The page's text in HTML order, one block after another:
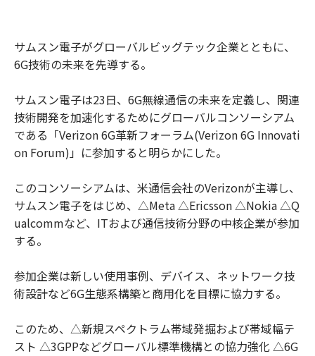
サムスン電子がグローバルビッグテック企業とともに、
6G技術の未来を先導する。
サムスン電子は23日、6G無線通信の未来を定義し、関連
技術開発を加速化するためにグローバルコンソーシアム
である「Verizon 6G革新フォーラム(Verizon 6G Innovati
on Forum)」に参加すると明らかにした。
このコンソーシアムは、米通信会社のVerizonが主導し、
サムスン電子をはじめ、△Meta △Ericsson △Nokia △Q
ualcommなど、ITおよび通信技術分野の中核企業が参加
する。
参加企業は新しい使用事例、デバイス、ネットワーク技
術設計など6G生態系構築と商用化を目標に協力する。
このため、△新規スペクトラム帯域発掘および帯域幅テ
スト △3GPPなどグローバル標準機構との協力強化 △6G